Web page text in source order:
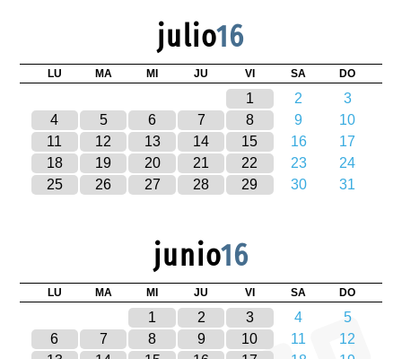
julio16
LU MA MI JU VI SA DO
1 2
3
4
5 6 7 8 9
10
11
12 13 14 15 16
17
18
19 20 21 22 23
24
25
26 27 28 29 30 31
junio16
LU MA MI JU VI SA DO
1 2 3 4
5
6
7 8 9 10 11
12